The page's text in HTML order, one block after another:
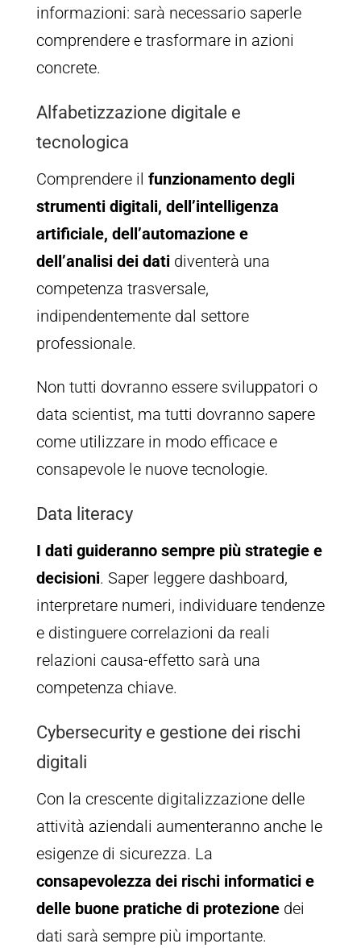
informazioni: sarà necessario saperle
comprendere e trasformare in azioni
concrete.
Alfabetizzazione digitale e
tecnologica
Comprendere il funzionamento degli
strumenti digitali, dell’intelligenza
artificiale, dell’automazione e
dell’analisi dei dati diventerà una
competenza trasversale,
indipendentemente dal settore
professionale.
Non tutti dovranno essere sviluppatori o
data scientist, ma tutti dovranno sapere
come utilizzare in modo efficace e
consapevole le nuove tecnologie.
Data literacy
I dati guideranno sempre più strategie e
decisioni. Saper leggere dashboard,
interpretare numeri, individuare tendenze
e distinguere correlazioni da reali
relazioni causa-effetto sarà una
competenza chiave.
Cybersecurity e gestione dei rischi
digitali
Con la crescente digitalizzazione delle
attività aziendali aumenteranno anche le
esigenze di sicurezza. La
consapevolezza dei rischi informatici e
delle buone pratiche di protezione dei
dati sarà sempre più importante.